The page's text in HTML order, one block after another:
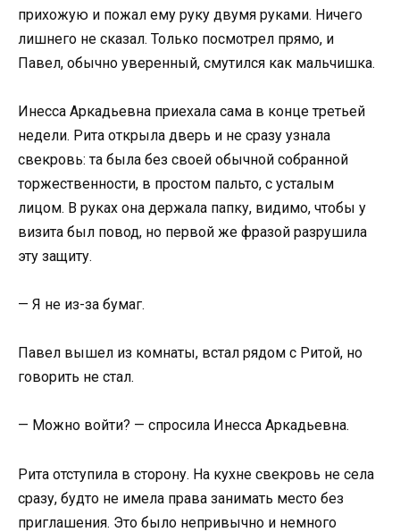
прихожую и пожал ему руку двумя руками. Ничего
лишнего не сказал. Только посмотрел прямо, и
Павел, обычно уверенный, смутился как мальчишка.
Инесса Аркадьевна приехала сама в конце третьей
недели. Рита открыла дверь и не сразу узнала
свекровь: та была без своей обычной собранной
торжественности, в простом пальто, с усталым
лицом. В руках она держала папку, видимо, чтобы у
визита был повод, но первой же фразой разрушила
эту защиту.
— Я не из-за бумаг.
Павел вышел из комнаты, встал рядом с Ритой, но
говорить не стал.
— Можно войти? — спросила Инесса Аркадьевна.
Рита отступила в сторону. На кухне свекровь не села
сразу, будто не имела права занимать место без
приглашения. Это было непривычно и немного